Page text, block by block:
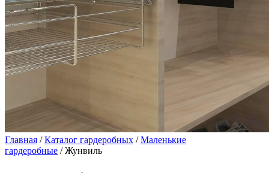
Главная /Каталог гардеробных /Маленькие
гардеробные / Жунвиль